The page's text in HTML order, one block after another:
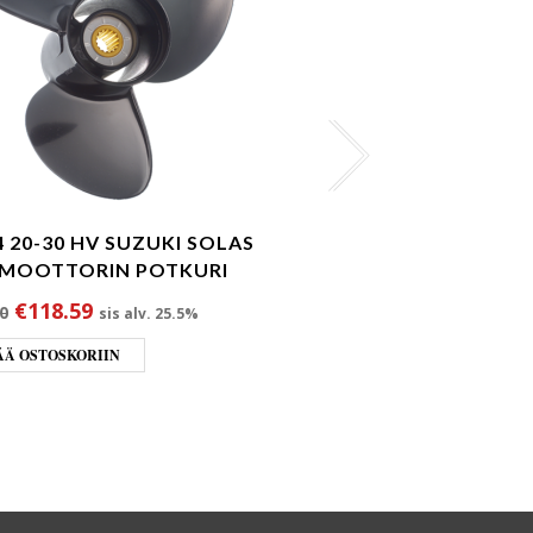
20-30 HV SUZUKI SOLAS
POTKURI
Alkuperäinen hinta oli: €128.90.
€118.59Nykyinen hinta on: €118.59.
sis alv. 25.5%
OSTOSKORIIN